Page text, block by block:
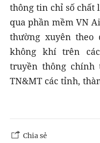
thông tin chỉ số chất
qua phần mềm VN
thường xuyên
không khí trên
truyền thông chính
TN&MT các tỉnh,
Chia sẻ